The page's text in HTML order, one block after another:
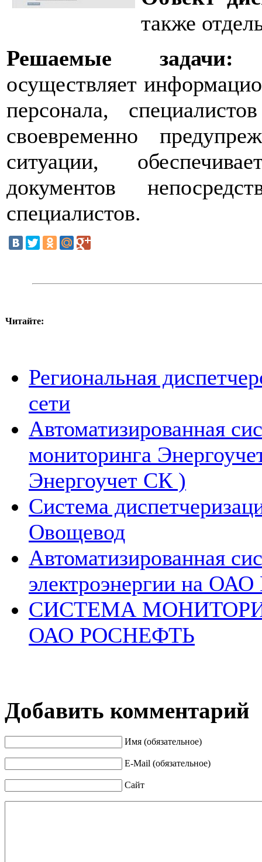
также
Решаемые задачи
осуществляет
персонала,
своевременно
ситуации,
документов
специалистов.
Читайте:
Региональная
сети
Автоматизированная
мониторинга
Энергоучет СК )
Система
Овощевод
Автоматизированная
электроэнергии на
СИСТЕМА
ОАО РОСНЕФТЬ
Добавить комментарий
Имя (обязательное)
E-Mail (обязательное)
Сайт